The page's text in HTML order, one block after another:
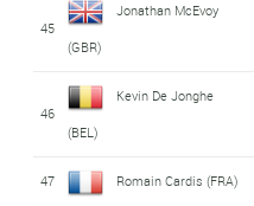
45
Jonathan McEvoy
(GBR)
46
Kevin De Jonghe
(BEL)
47 Romain Cardis (FRA)